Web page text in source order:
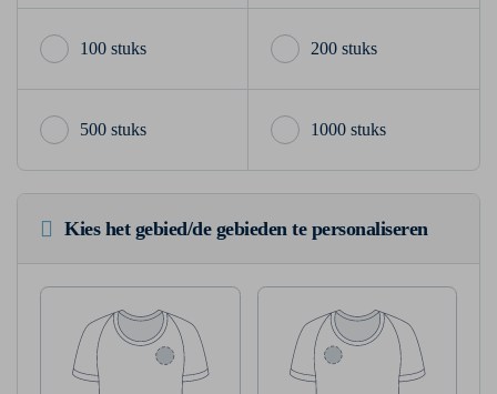
100 stuks 200 stuks
500 stuks 1000 stuks
Kies het gebied/de gebieden te personaliseren